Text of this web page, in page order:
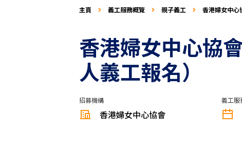
主頁 義工服務概覽 親子義工
香港婦女中心
香港婦女中心協
人義工報名）
招募機構
香港婦女中心協會
義工服